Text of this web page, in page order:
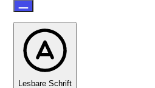
Lesbare Schrift